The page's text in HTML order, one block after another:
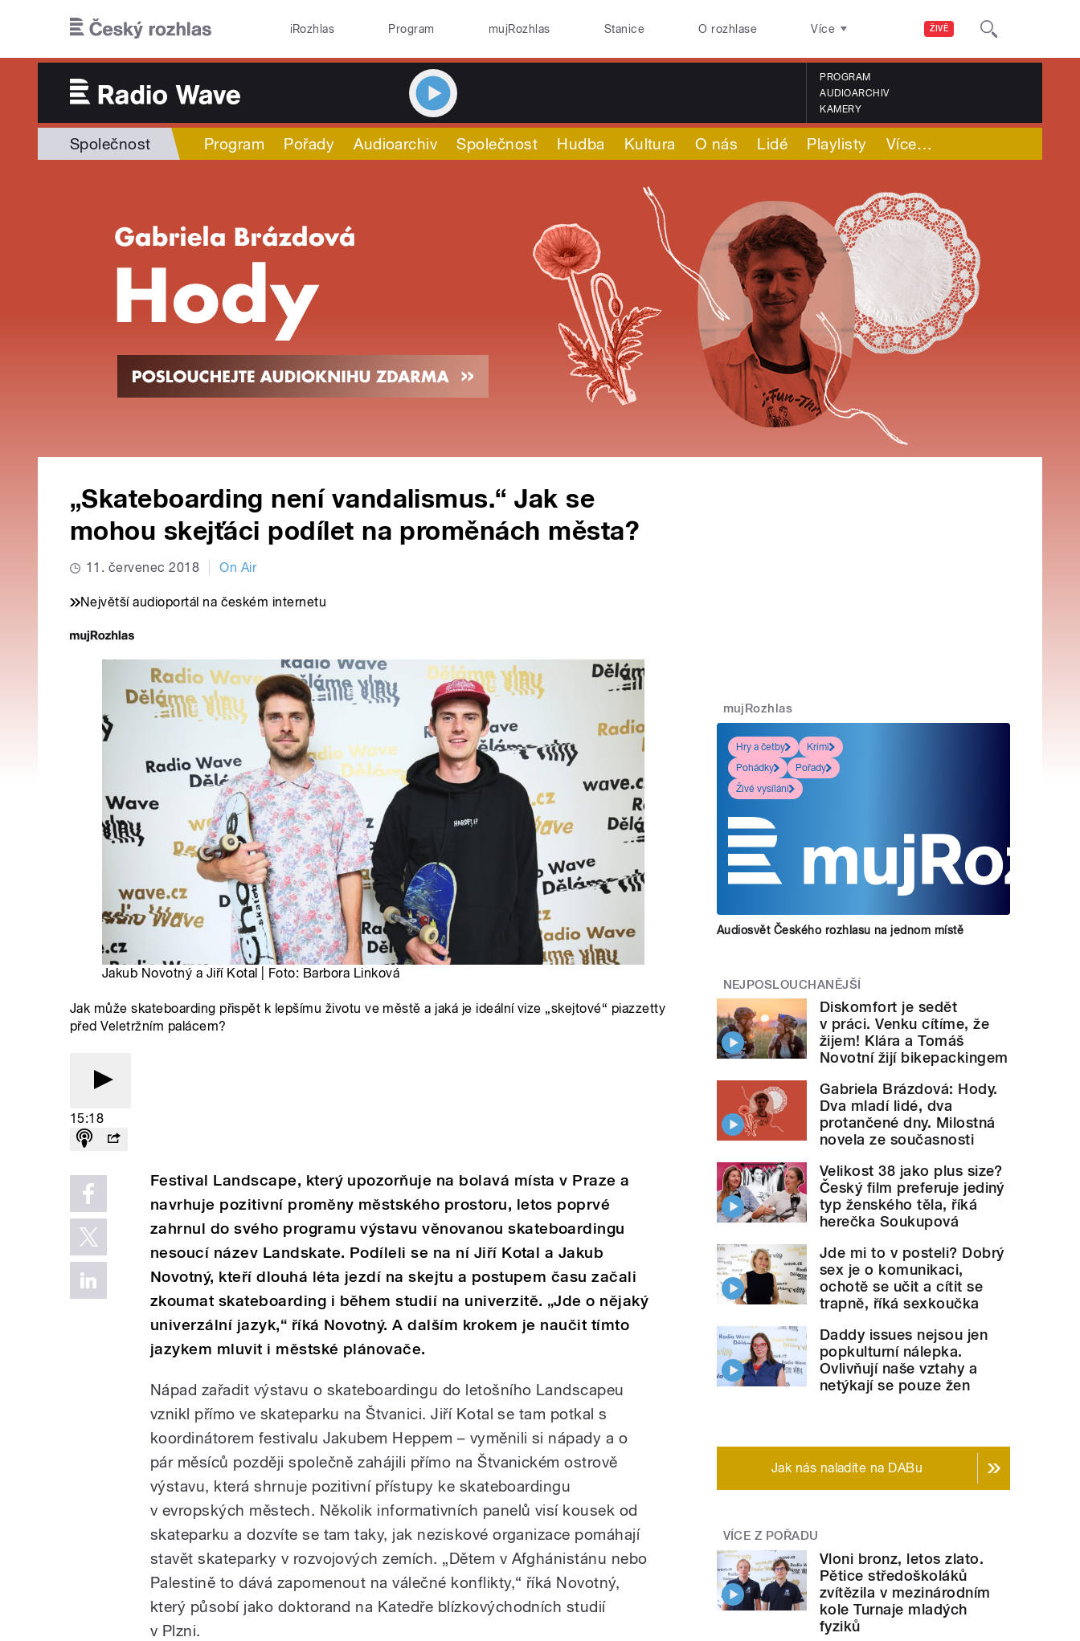
ŽIVĚ
iRozhlas Program mujRozhlas Stanice O rozhlase Více
PROGRAM
AUDIOARCHIV
KAMERY
Společnost Program Pořady Audioarchiv Společnost Hudba Kultura O nás Lidé Playlisty Více…
„Skateboarding není vandalismus.“ Jak se
mohou skejťáci podílet na proměnách města?
11. červenec 2018 On Air
Největší audioportál na českém internetu
Jakub Novotný a Jiří Kotal | Foto: Barbora Linková
Jak může skateboarding přispět k lepšímu životu ve městě a jaká je ideální vize „skejtové“ piazzetty
před Veletržním palácem?
15:18
Festival Landscape, který upozorňuje na bolavá místa v Praze a
navrhuje pozitivní proměny městského prostoru, letos poprvé
zahrnul do svého programu výstavu věnovanou skateboardingu
nesoucí název Landskate. Podíleli se na ní Jiří Kotal a Jakub
Novotný, kteří dlouhá léta jezdí na skejtu a postupem času začali
zkoumat skateboarding i během studií na univerzitě. „Jde o nějaký
univerzální jazyk,“ říká Novotný. A dalším krokem je naučit tímto
jazykem mluvit i městské plánovače.
Nápad zařadit výstavu o skateboardingu do letošního Landscapeu
vznikl přímo ve skateparku na Štvanici. Jiří Kotal se tam potkal s
koordinátorem festivalu Jakubem Heppem – vyměnili si nápady a o
pár měsíců později společně zahájili přímo na Štvanickém ostrově
výstavu, která shrnuje pozitivní přístupy ke skateboardingu
v evropských městech. Několik informativních panelů visí kousek od
skateparku a dozvíte se tam taky, jak neziskové organizace pomáhají
stavět skateparky v rozvojových zemích. „Dětem v Afghánistánu nebo
Palestině to dává zapomenout na válečné konflikty,“ říká Novotný,
který působí jako doktorand na Katedře blízkovýchodních studií
v Plzni.
mujRozhlas
Hry a četby
Krimi
Pohádky
Pořady
Živé vysílání
Audiosvět Českého rozhlasu na jednom místě
NEJPOSLOUCHANĚJŠÍ
Diskomfort je sedět
v práci. Venku cítíme, že
žijem! Klára a Tomáš
Novotní žijí bikepackingem
Gabriela Brázdová: Hody.
Dva mladí lidé, dva
protančené dny. Milostná
novela ze současnosti
Velikost 38 jako plus size?
Český film preferuje jediný
typ ženského těla, říká
herečka Soukupová
Jde mi to v posteli? Dobrý
sex je o komunikaci,
ochotě se učit a cítit se
trapně, říká sexkoučka
Daddy issues nejsou jen
popkulturní nálepka.
Ovlivňují naše vztahy a
netýkají se pouze žen
Jak nás naladíte na DABu
VÍCE Z POŘADU
Vloni bronz, letos zlato.
Pětice středoškoláků
zvítězila v mezinárodním
kole Turnaje mladých
fyziků